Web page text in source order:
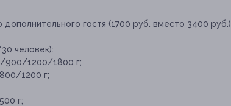
гостя (1700 руб. вместо 3400 руб.)
человек):
900/1200/1800 г;
1200 г;
г;